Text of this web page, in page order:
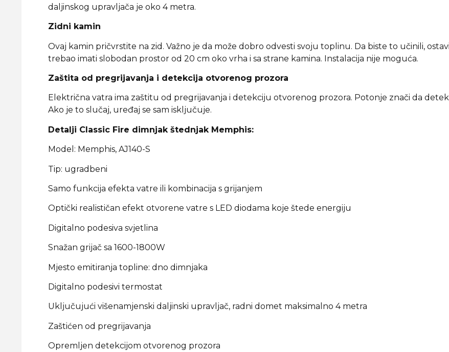
daljinskog upravljača je oko 4 metra.
Zidni kamin
Ovaj kamin pričvrstite na zid. Važno je da može dobro odvesti svoju toplinu. Da biste to učinili,
trebao imati slobodan prostor od 20 cm oko vrha i sa strane kamina. Instalacija nije moguća.
Zaštita od pregrijavanja i detekcija otvorenog prozora
Električna vatra ima zaštitu od pregrijavanja i detekciju otvorenog prozora. Potonje znači da
Ako je to slučaj, uređaj se sam isključuje.
Detalji Classic Fire dimnjak štednjak Memphis:
Model: Memphis, AJ140-S
Tip: ugradbeni
Samo funkcija efekta vatre ili kombinacija s grijanjem
Optički realističan efekt otvorene vatre s LED diodama koje štede energiju
Digitalno podesiva svjetlina
Snažan grijač sa 1600-1800W
Mjesto emitiranja topline: dno dimnjaka
Digitalno podesivi termostat
Uključujući višenamjenski daljinski upravljač, radni domet maksimalno 4 metra
Zaštićen od pregrijavanja
Opremljen detekcijom otvorenog prozora